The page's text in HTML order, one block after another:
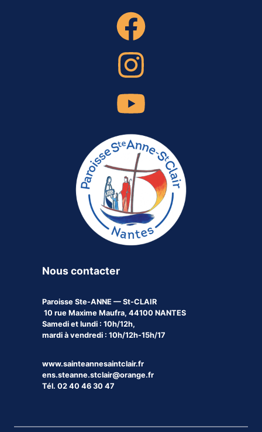
Nous contacter
Paroisse Ste-ANNE — St-CLAIR
10 rue Maxime Maufra, 44100 NANTES
Samedi et lundi : 10h/12h,
mardi à vendredi : 10h/12h-15h/17
www.sainteannesaintclair.fr
ens.steanne.stclair@orange.fr
Tél. 02 40 46 30 47